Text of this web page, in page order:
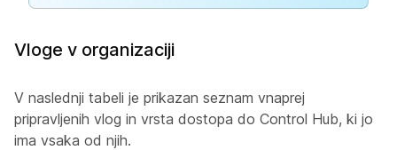
Vloge v organizaciji
V naslednji tabeli je prikazan seznam vnaprej
pripravljenih vlog in vrsta dostopa do Control Hub, ki jo
ima vsaka od njih.